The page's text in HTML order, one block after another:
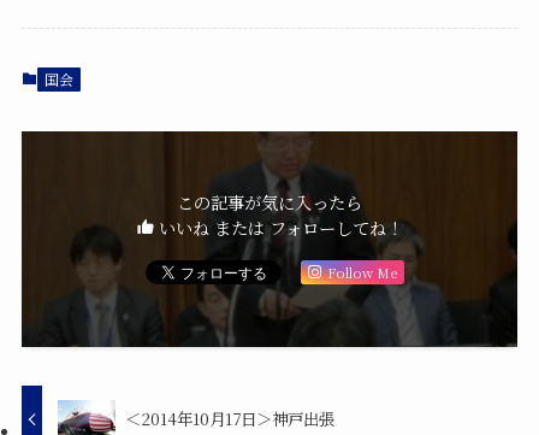
国会
この記事が気に入ったら
いいね または フォローしてね！
Follow Me
＜2014年10月17日＞神戸出張